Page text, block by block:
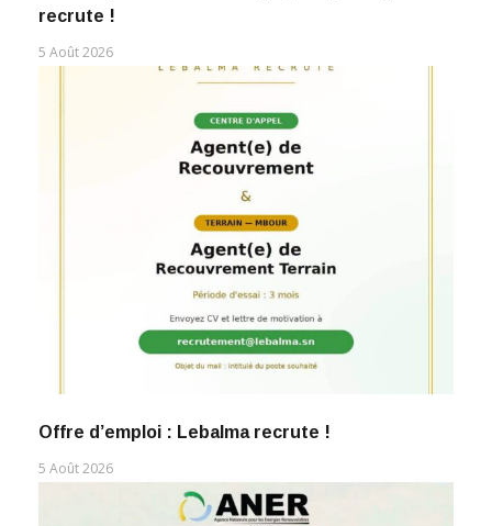
recrute !
5 Août 2026
Offre d’emploi : Lebalma recrute !
5 Août 2026